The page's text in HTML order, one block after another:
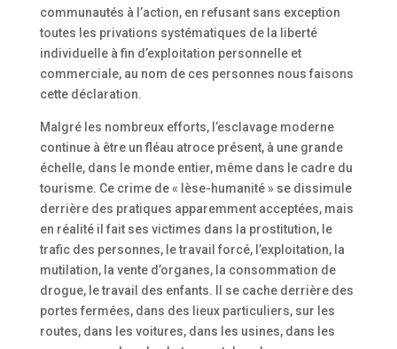
communautés à l’action, en refusant sans exception
toutes les privations systématiques de la liberté
individuelle à fin d’exploitation personnelle et
commerciale, au nom de ces personnes nous faisons
cette déclaration.
Malgré les nombreux efforts, l’esclavage moderne
continue à être un fléau atroce présent, à une grande
échelle, dans le monde entier, même dans le cadre du
tourisme. Ce crime de « lèse-humanité » se dissimule
derrière des pratiques apparemment acceptées, mais
en réalité il fait ses victimes dans la prostitution, le
trafic des personnes, le travail forcé, l’exploitation, la
mutilation, la vente d’organes, la consommation de
drogue, le travail des enfants. Il se cache derrière des
portes fermées, dans des lieux particuliers, sur les
routes, dans les voitures, dans les usines, dans les